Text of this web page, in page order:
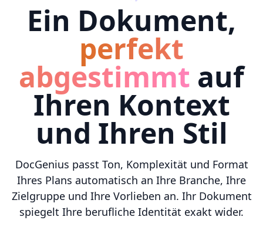
Ein Dokument,
perfekt
abgestimmt auf
Ihren Kontext
und Ihren Stil
DocGenius passt Ton, Komplexität und Format
Ihres Plans automatisch an Ihre Branche, Ihre
Zielgruppe und Ihre Vorlieben an. Ihr Dokument
spiegelt Ihre berufliche Identität exakt wider.